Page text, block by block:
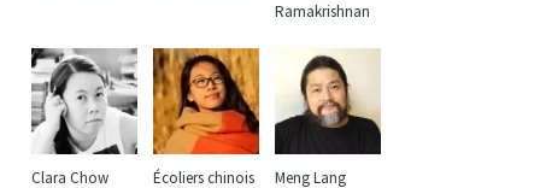
Ramakrishnan
Clara Chow Écoliers chinois Meng Lang